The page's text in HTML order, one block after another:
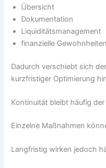
Übersicht
Dokumentation
Liquiditätsmanagement
finanzielle Gewohnheiten
Dadurch verschiebt sich
kurzfristiger Optimierung
Kontinuität bleibt häufig
Einzelne Maßnahmen
Langfristig wirken jedoch